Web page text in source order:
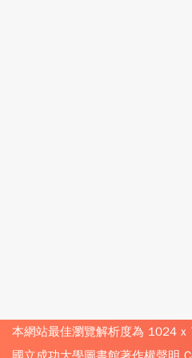
本網站最佳瀏覽解析度為 1024 x